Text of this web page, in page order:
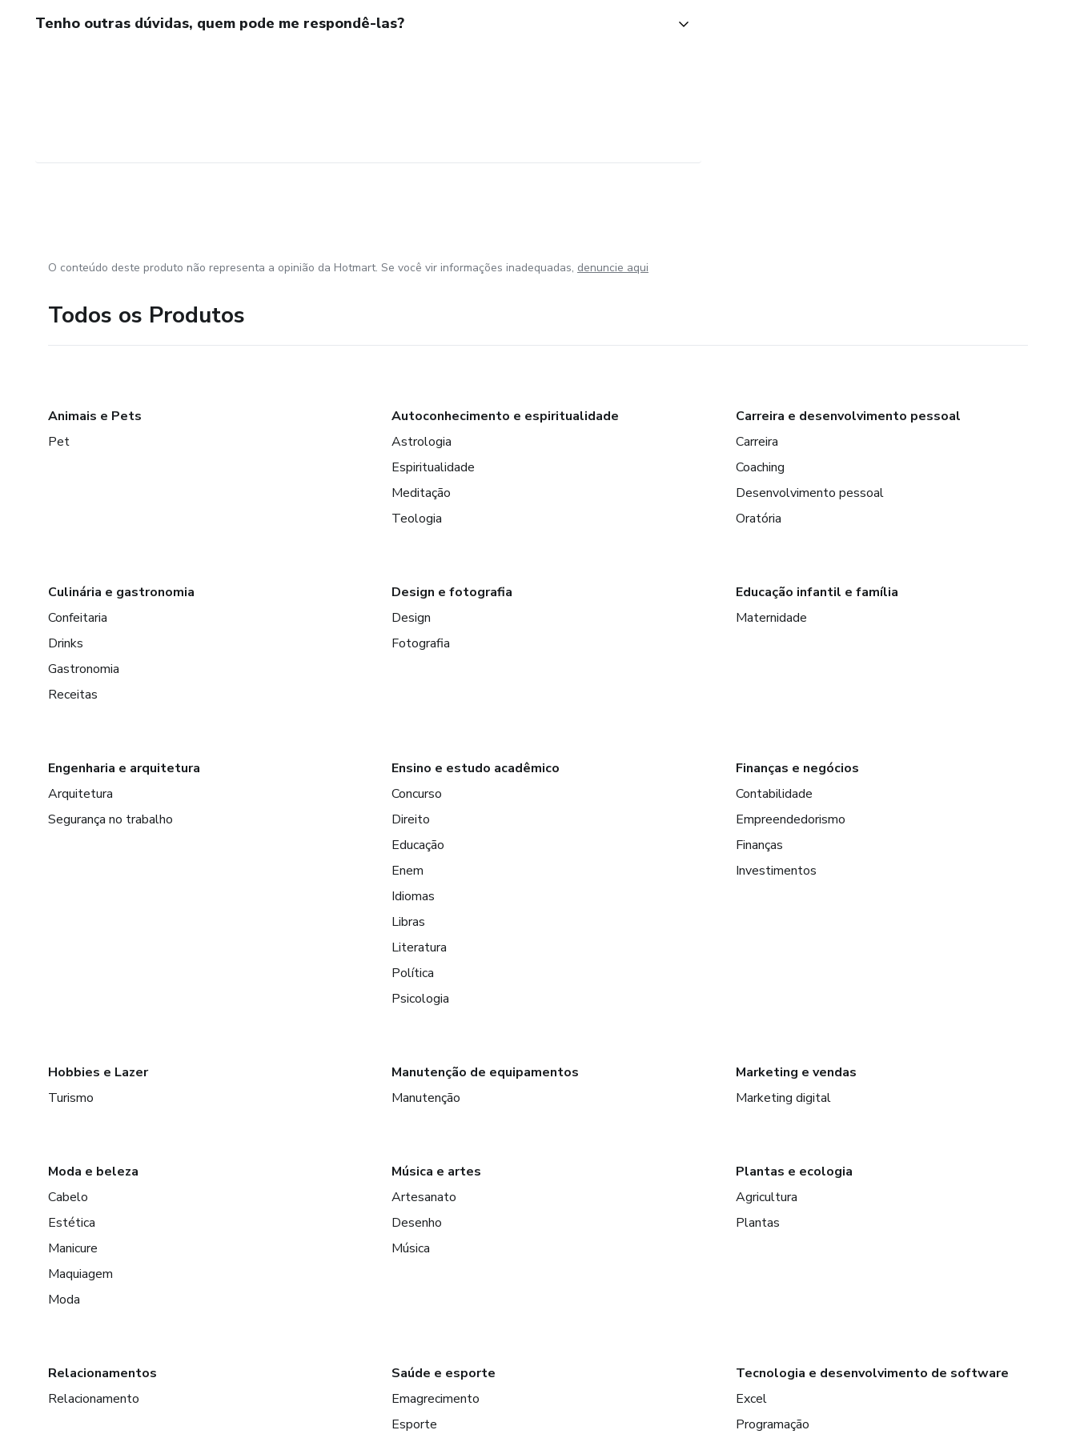
Tenho outras dúvidas, quem pode me respondê-las?
O conteúdo deste produto não representa a opinião da Hotmart. Se você vir informações inadequadas, denuncie aqui
Todos os Produtos
Animais e Pets
Pet
Autoconhecimento e espiritualidade
Astrologia
Espiritualidade
Meditação
Teologia
Carreira e desenvolvimento pessoal
Carreira
Coaching
Desenvolvimento pessoal
Oratória
Culinária e gastronomia
Confeitaria
Drinks
Gastronomia
Receitas
Design e fotografia
Design
Fotografia
Educação infantil e família
Maternidade
Engenharia e arquitetura
Arquitetura
Segurança no trabalho
Ensino e estudo acadêmico
Concurso
Direito
Educação
Enem
Idiomas
Libras
Literatura
Política
Psicologia
Finanças e negócios
Contabilidade
Empreendedorismo
Finanças
Investimentos
Hobbies e Lazer
Turismo
Manutenção de equipamentos
Manutenção
Marketing e vendas
Marketing digital
Moda e beleza
Cabelo
Estética
Manicure
Maquiagem
Moda
Música e artes
Artesanato
Desenho
Música
Plantas e ecologia
Agricultura
Plantas
Relacionamentos
Relacionamento
Saúde e esporte
Emagrecimento
Esporte
Tecnologia e desenvolvimento de software
Excel
Programação